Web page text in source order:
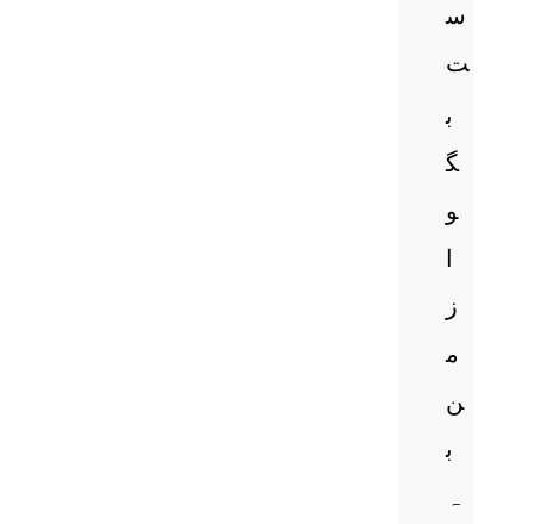
س
ت
ب
گ
و
ا
ز
م
ن
ب
ہ